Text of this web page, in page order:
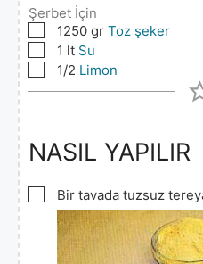
Şerbet İçin
▢1250 gr Toz şeker
▢1 lt Su
▢1/2 Limon
NASIL YAPILIR
▢
Bir tavada tuzsuz